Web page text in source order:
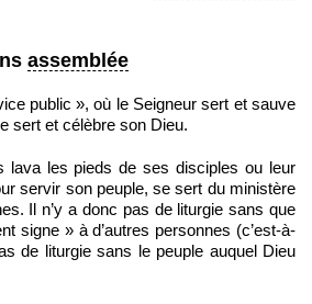
assemblée
public », où le Seigneur sert et sauve
sert et célèbre son Dieu.
lava les pieds de ses disciples ou leur
servir son peuple, se sert du ministère
Il n’y a donc pas de liturgie sans que
signe » à d’autres personnes (c’est-à-
de liturgie sans le peuple auquel Dieu